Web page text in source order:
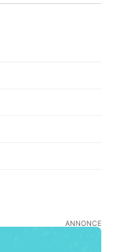
ANNONCE